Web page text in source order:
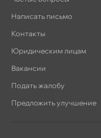
Написать письмо
Контакты
Юридическим лицам
акансии
Подать жалобу
Предложить улучшение